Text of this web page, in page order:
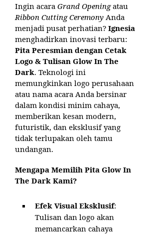
Ingin acara Grand Openingatau
Ribbon Cutting Ceremony Anda
menjadi pusat perhatian? Ignesia
menghadirkan inovasi terbaru:
Pita Peresmian dengan Cetak
Logo & Tulisan Glow In The
Dark. Teknologi ini
memungkinkan logo perusahaan
atau nama acara Anda bersinar
dalam kondisi minim cahaya,
memberikan kesan modern,
futuristik, dan eksklusif yang
tidak terlupakan oleh tamu
undangan.
Mengapa Memilih Pita Glow In
The Dark Kami?
Efek Visual Eksklusif:
Tulisan dan logo akan
memancarkan cahaya